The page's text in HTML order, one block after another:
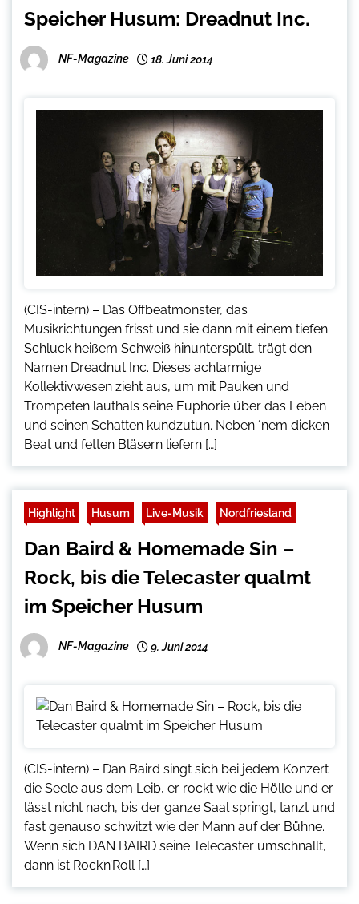
Speicher Husum: Dreadnut Inc.
NF-Magazine 18. Juni 2014
(CIS-intern) – Das Offbeatmonster, das
Musikrichtungen frisst und sie dann mit einem tiefen
Schluck heißem Schweiß hinunterspült, trägt den
Namen Dreadnut Inc. Dieses achtarmige
Kollektivwesen zieht aus, um mit Pauken und
Trompeten lauthals seine Euphorie über das Leben
und seinen Schatten kundzutun. Neben ´nem dicken
Beat und fetten Bläsern liefern […]
Highlight Husum Live-Musik Nordfriesland
Dan Baird & Homemade Sin –
Rock, bis die Telecaster qualmt
im Speicher Husum
NF-Magazine 9. Juni 2014
(CIS-intern) – Dan Baird singt sich bei jedem Konzert
die Seele aus dem Leib, er rockt wie die Hölle und er
lässt nicht nach, bis der ganze Saal springt, tanzt und
fast genauso schwitzt wie der Mann auf der Bühne.
Wenn sich DAN BAIRD seine Telecaster umschnallt,
dann ist Rock’n’Roll […]